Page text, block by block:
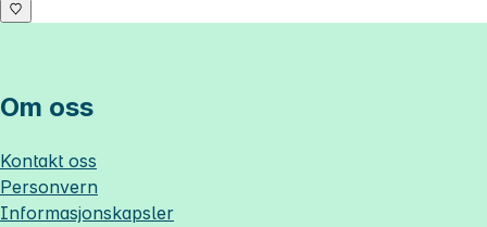
Om oss
Kontakt oss
Personvern
Informasjonskapsler